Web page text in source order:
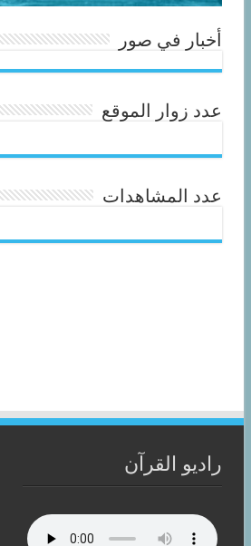
أخبار في صور
عدد زوار الموقع
عدد المشاهدات
راديو القرآن